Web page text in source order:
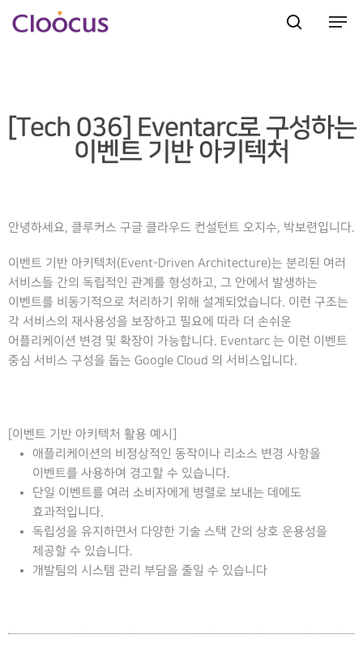
[Tech 036] Eventarc로 구성하는
이벤트 기반 아키텍처
안녕하세요, 클루커스 구글 클라우드 컨설턴트 오지수, 박보련입니다.
이벤트 기반 아키텍처(Event-Driven Architecture)는 분리된 여러
서비스들 간의 독립적인 관계를 형성하고, 그 안에서 발생하는
이벤트를 비동기적으로 처리하기 위해 설계되었습니다. 이런 구조는
각 서비스의 재사용성을 보장하고 필요에 따라 더 손쉬운
어플리케이션 변경 및 확장이 가능합니다. Eventarc 는 이런 이벤트
중심 서비스 구성을 돕는 Google Cloud 의 서비스입니다.
[이벤트 기반 아키텍처 활용 예시]
애플리케이션의 비정상적인 동작이나 리소스 변경 사항을
이벤트를 사용하여 경고할 수 있습니다.
단일 이벤트를 여러 소비자에게 병렬로 보내는 데에도
효과적입니다.
독립성을 유지하면서 다양한 기술 스택 간의 상호 운용성을
제공할 수 있습니다.
개발팀의 시스템 관리 부담을 줄일 수 있습니다